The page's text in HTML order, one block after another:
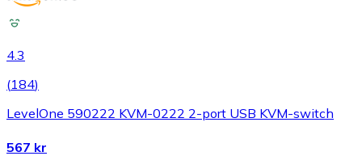
4.3
(184)
LevelOne 590222 KVM-0222 2-port USB KVM-switch
567 kr